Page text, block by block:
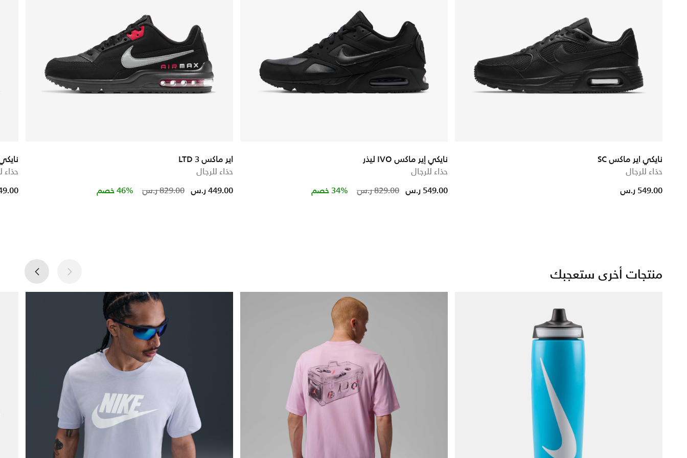
نايكي اير ماكس SC
حذاء للرجال
549.00 ر.س
نايكي إير ماكس IVO ليذر
حذاء للرجال
Price reduced from829.00 ر.س to549.00 ر.س 34% خصم
اير ماكس LTD 3
حذاء للرجال
Price reduced from829.00 ر.س to
449.00 ر.س 46% خصم
حذاء
from
منتجات أخرى ستعجبك